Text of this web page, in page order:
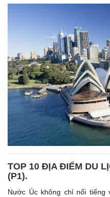
TOP 10 ĐỊA ĐIỂM DU
(P1). ​
Nước Úc không chỉ nổi tiếng